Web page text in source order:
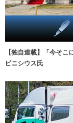
【独自連載】「今そ
ビニシウス氏